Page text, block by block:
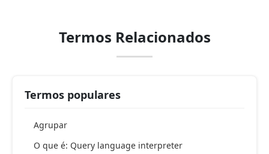
Termos Relacionados
Termos populares
Agrupar
O que é: Query language interpreter